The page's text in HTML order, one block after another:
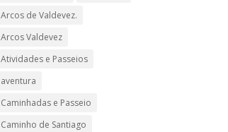
Arcos de Valdevez.
Arcos Valdevez
Atividades e Passeios
aventura
Caminhadas e Passeio
Caminho de Santiago